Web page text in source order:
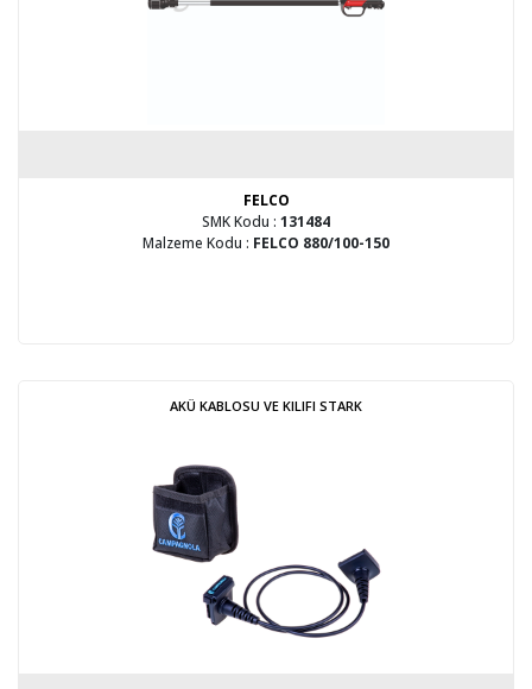
FELCO
SMK Kodu : 131484
Malzeme Kodu : FELCO 880/100-150
AKÜ KABLOSU VE KILIFI STARK